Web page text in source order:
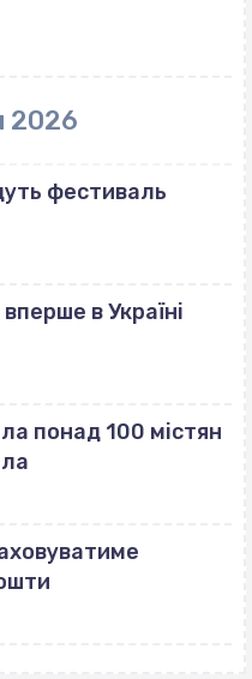
2026
фестиваль
в Україні
понад 100 містян